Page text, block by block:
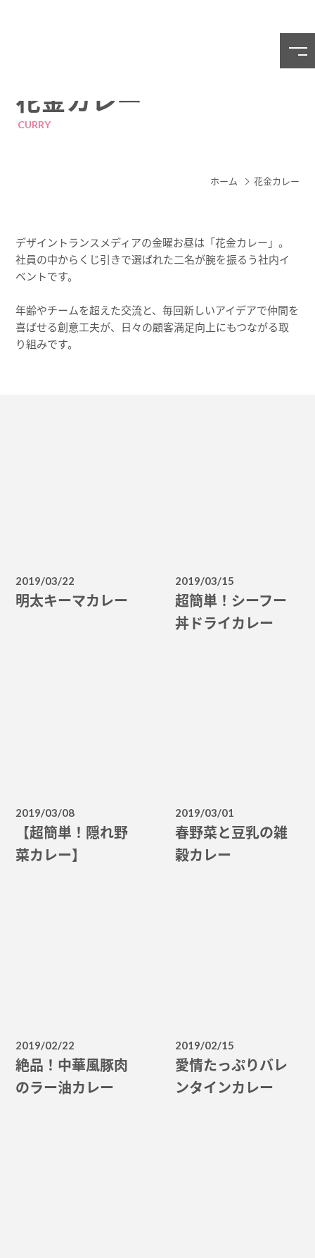
花金カレー
CURRY
ホーム 花金カレー
デザイントランスメディアの金曜お昼は「花金カレー」。
社員の中からくじ引きで選ばれた二名が腕を振るう社内イ
ベントです。
年齢やチームを超えた交流と、毎回新しいアイデアで仲間を
喜ばせる創意工夫が、 日々の顧客満足向上にもつながる取
り組みです。
2019/03/22
明太キーマカレー
2019/03/15
超簡単！シーフー
丼ドライカレー
2019/03/08
【超簡単！隠れ野
菜カレー】
2019/03/01
春野菜と豆乳の雑
穀カレー
2019/02/22
絶品！中華風豚肉
のラー油カレー
2019/02/15
愛情たっぷりバレ
ンタインカレー